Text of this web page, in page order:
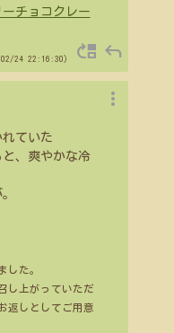
ーチョコクレー
24 22:16:30） move_up reply
ていた
、爽やかな冷
した。
し上がっていただ
返しとしてご用意
more_vert